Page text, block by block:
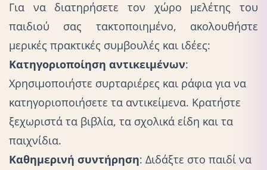
Για να διατηρήσετε τον χώρο μελέτης του
παιδιού σας τακτοποιημένο, ακολουθήστε
μερικές πρακτικές συμβουλές και ιδέες:
Κατηγοριοποίηση αντικειμένων:
Χρησιμοποιήστε συρταριέρες και ράφια για να
κατηγοριοποιήσετε τα αντικείμενα. Κρατήστε
ξεχωριστά τα βιβλία, τα σχολικά είδη και τα
παιχνίδια.
Καθημερινή συντήρηση: Διδάξτε στο παιδί να